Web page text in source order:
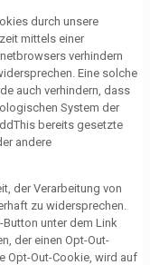
durch unsere
mittels einer
verhindern
Eine solche
auch verhindern, dass
System der
bereits gesetzte
andere
der Verarbeitung von
zu widersprechen.
unter dem Link
der einen Opt-Out-
Opt-Out-Cookie, wird auf